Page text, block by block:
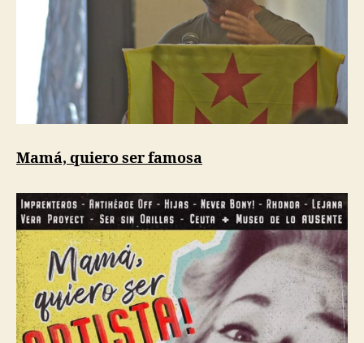
Mamá, quiero ser famosa